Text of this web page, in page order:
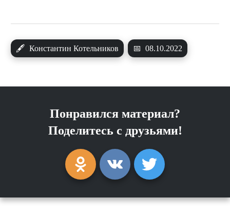
🖋 Константин Котельников 📅 08.10.2022
Понравился материал?
Поделитесь с друзьями!